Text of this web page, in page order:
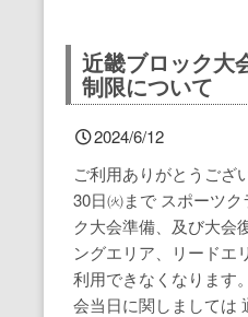
近畿ブロック大
制限について
2024/6/12
ご利用ありがとうござ
30日㈫まで スポーツ
ク大会準備、及び大会
ングエリア、リードエ
利用できなくなります
会当日に関しましては